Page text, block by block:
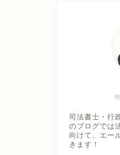
司法書士・行
のブログでは
向けて、エー
きます！